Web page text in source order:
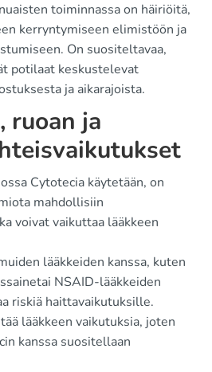
toiminnassa on häiriöitä,
kerryntymiseen elimistöön ja
On suositeltavaa,
potilaat keskustelevat
ja aikarajoista.
ruoan ja
Cytotecia käytetään, on
mahdollisiin
voivat vaikuttaa lääkkeen
lääkkeiden kanssa, kuten
NSAID-lääkkeiden
riskiä haittavaikutuksille.
lääkkeen vaikutuksia, joten
kanssa suositellaan